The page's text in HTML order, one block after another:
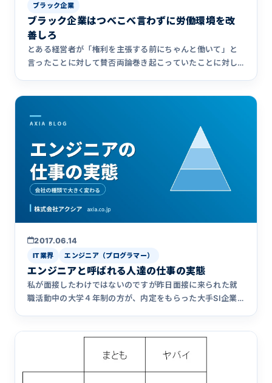
ブラック企業
ブラック企業はつべこべ言わずに労働環境を改
善しろ
とある経営者が「権利を主張する前にちゃんと働いて」と
言ったことに対して賛否両論巻き起こっていたことに対し
2017.06.14
IT業界 エンジニア（プログラマー）
エンジニアと呼ばれる人達の仕事の実態
私が面接したわけではないのですが昨日面接に来られた就
職活動中の大学４年制の方が、内定をもらった大手SI企業